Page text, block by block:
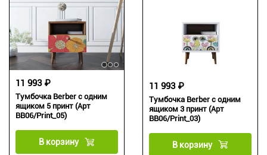
Тумбочка Berber с одним
ящиком 5 принт (Арт
BB06/Print_05)
11 993 ₽
В корзину
Тумбочка Berber с одним
ящиком 3 принт (Арт
BB06/Print_03)
11 993 ₽
В корзину